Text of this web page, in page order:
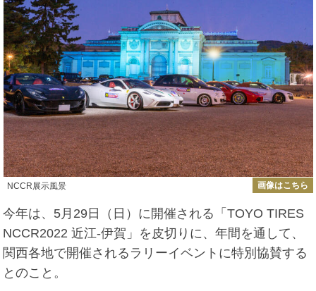
NCCR展示風景 画像はこちら
今年は、5月 29 日（日）に開催される「TOYO TIRES
NCCR2022近江‐伊賀」を皮切りに、年間を通して、
関西各地で開催されるラリーイベントに特別協賛する
とのこと。